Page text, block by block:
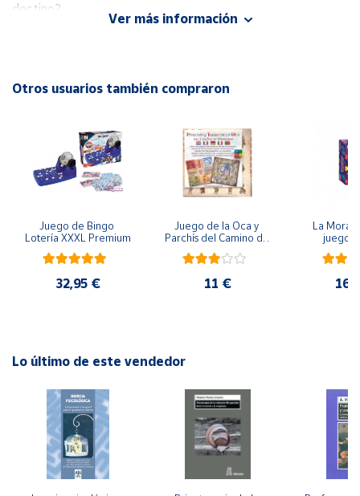
vendedor
Cuenta
cliente
Ubicación
Baleares
destino?
Ver más información
Otros usuarios también compraron
Juego de Bingo
Lotería XXXL Premium
32,95 €
Juego de la Oca y
Parchís del Camino de
Santiago
11 €
La
juego
Lo último de este vendedor